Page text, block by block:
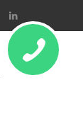
Linkedin